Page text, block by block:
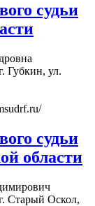
судьи
Губкин, ул.
судьи
области
Старый Оскол,